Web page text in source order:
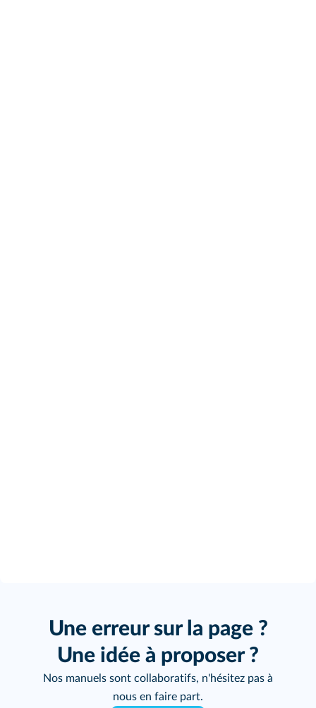
Une erreur sur la page ?
Une idée à proposer ?
Nos manuels sont collaboratifs, n'hésitez pas à
nous en faire part.